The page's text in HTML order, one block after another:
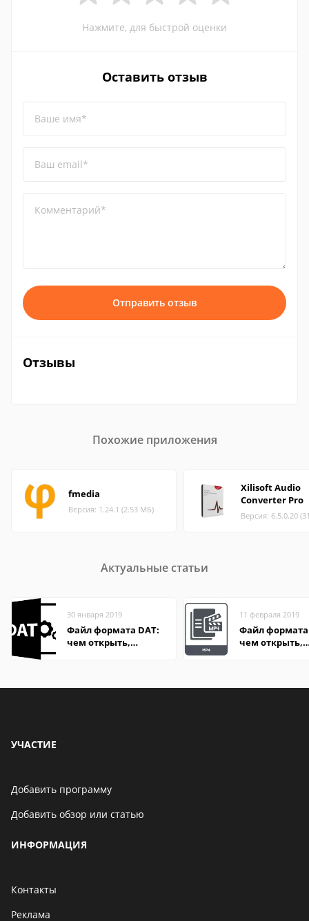
Нажмите, для быстрой оценки
Оставить отзыв
Ваше имя*
Ваш email*
Комментарий*
Отправить отзыв
Отзывы
Похожие приложения
fmedia
Версия: 1.24.1 (2.53 МБ)
Xilisoft Audio
Converter Pro
Версия: 6.5.0.20
Актуальные статьи
30 января 2019
Файл формата DAT:
чем открыть,
11 февраля 2019
Файл формата
чем открыть,
УЧАСТИЕ
Добавить программу
Добавить обзор или статью
ИНФОРМАЦИЯ
Контакты
Реклама